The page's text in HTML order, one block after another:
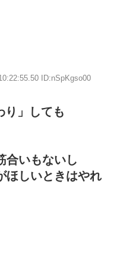
ID:nSpKgso00
り」しても
合いもないし
ほしいときはやれ